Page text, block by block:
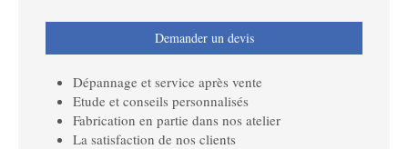
Demander un devis
Dépannage et service après vente
Etude et conseils personnalisés
Fabrication en partie dans nos atelier
La satisfaction de nos clients